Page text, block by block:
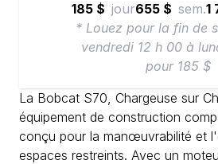
185 $ jour655 $ sem.1
* Louez pour la fin de
vendredi 12 h 00 à
pour 185 $
La Bobcat S70, Chargeuse sur
équipement de construction
conçu pour la manœuvrabilité et
espaces restreints. Avec un